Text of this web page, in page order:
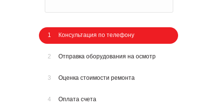
1 Консультация по телефону
2 Отправка оборудования на осмотр
3 Оценка стоимости ремонта
4 Оплата счета